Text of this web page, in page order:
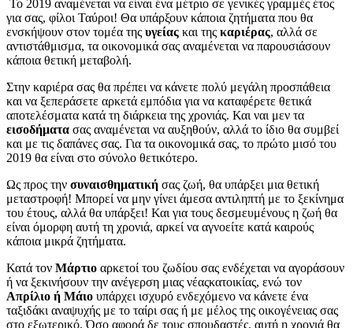
Το 2019 αναμένεται να είναι ένα μέτριο σε γενικές γραμμές έτος
για σας, φίλοι Ταύροι! Θα υπάρξουν κάποια ζητήματα που θα
ενσκήψουν στον τομέα της υγείας και της καριέρας, αλλά σε
αντιστάθμισμα, τα οικονομικά σας αναμένεται να παρουσιάσουν
κάποια θετική μεταβολή.
Στην καριέρα σας θα πρέπει να κάνετε πολύ μεγάλη προσπάθεια
και να ξεπεράσετε αρκετά εμπόδια για να καταφέρετε θετικά
αποτελέσματα κατά τη διάρκεια της χρονιάς. Και ναι μεν τα
εισοδήματα σας αναμένεται να αυξηθούν, αλλά το ίδιο θα συμβεί
και με τις δαπάνες σας. Για τα οικονομικά σας, το πρώτο μισό του
2019 θα είναι στο σύνολο θετικότερο.
Ως προς την συναισθηματική σας ζωή, θα υπάρξει μια θετική
μεταστροφή! Μπορεί να μην γίνει άμεσα αντιληπτή με το ξεκίνημα
του έτους, αλλά θα υπάρξει! Και για τους δεσμευμένους η ζωή θα
είναι όμορφη αυτή τη χρονιά, αρκεί να αγνοείτε κατά καιρούς
κάποια μικρά ζητήματα.
Κατά τον Μάρτιο αρκετοί του ζωδίου σας ενδέχεται να αγοράσουν
ή να ξεκινήσουν την ανέγερση μιας νέαςκατοικίας, ενώ τον
Απρίλιο ή Μάιο υπάρχει ισχυρό ενδεχόμενο να κάνετε ένα
ταξιδάκι αναψυχής με το ταίρι σας ή με μέλος της οικογένειας σας
στο εξωτερικό. Όσο αφορά δε τους σπουδαστές, αυτή η χρονιά θα